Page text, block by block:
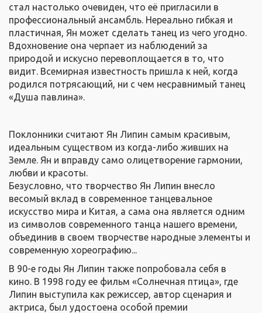
стал настолько очевиден, что её пригласили в
профессиональный ансамбль. Нереально гибкая и
пластичная, Ян может сделать танец из чего угодно.
Вдохновение она черпает из наблюдений за
природой и искусно перевоплощается в то, что
видит. Всемирная известность пришла к ней, когда
родился потрясающий, ни с чем несравнимый танец
«Душа павлина».
Поклонники считают Ян Липин самым красивым,
идеальным существом из когда-либо живших на
Земле. Ян и вправду само олицетворение гармонии,
любви и красоты.
Безусловно, что творчество Ян Липин внесло
весомый вклад в современное танцевальное
искусство мира и Китая, а сама она является одним
из символов современного танца нашего времени,
объединив в своем творчестве народные элементы и
современную хореографию...
В 90-е годы Ян Липин также попробовала себя в
кино. В 1998 году ее фильм «Солнечная птица», где
Липин выступила как режиссер, автор сценария и
актриса, был удостоена особой премии